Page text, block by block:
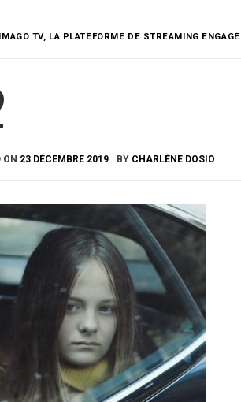
IMAGO TV, LA PLATEFORME DE STREAMING
ON 23 DÉCEMBRE 2019 BY CHARLÈNE DOSIO